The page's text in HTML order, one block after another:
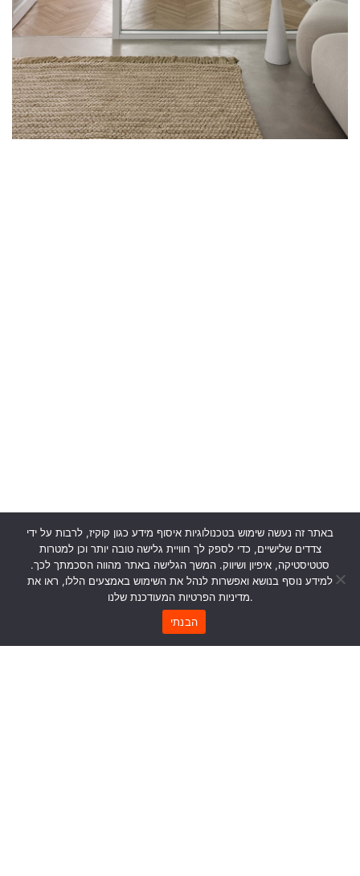
באתר זה נעשה שימוש בטכנולוגיות איסוף מידע כגון קוקיז, לרבות על ידי
צדדים שלישיים, כדי לספק לך חוויית גלישה טובה יותר וכן למטרות
סטטיסטיקה, איפיון ושיווק. המשך הגלישה באתר מהווה הסכמתך לכך.
למידע נוסף בנושא ואפשרות לנהל את השימוש באמצעים הללו, ראו את
מדיניות הפרטיות המעודכנת שלנו.
הבנתי